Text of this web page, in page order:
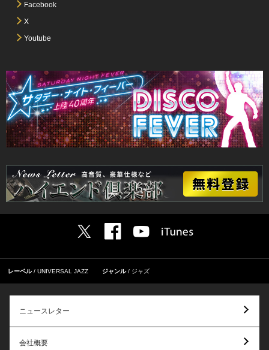
Facebook
X
Youtube
レーベル UNIVERSAL JAZZ ジャンル ジャズ
ニュースレター
会社概要